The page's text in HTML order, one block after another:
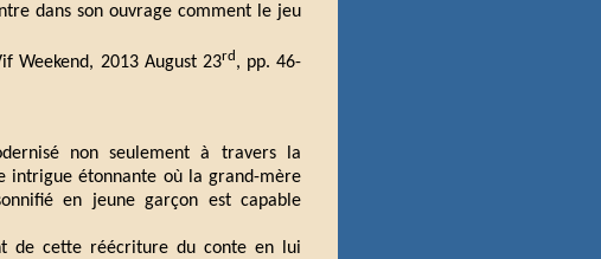
dans son ouvrage comment le jeu
Weekend, 2013 August 23rd , pp. 46-
non seulement à travers la
intrigue étonnante où la grand-mère
en jeune garçon est capable
de cette réécriture du conte en lui